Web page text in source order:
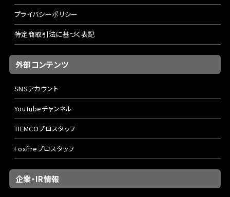
プライバシーポリシー
特定商取引法に基づく表記
外部コンテンツ
SNSアカウント
YouTubeチャンネル
TIEMCOプロスタッフ
Foxfireプロスタッフ
企業・IR情報